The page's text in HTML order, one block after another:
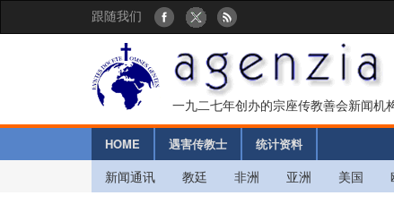
跟随我们
一九二七年创办的宗座传教善会新闻机
HOME 遇害传教士 统计资料
新闻通讯 教廷 非洲 亚洲 美国